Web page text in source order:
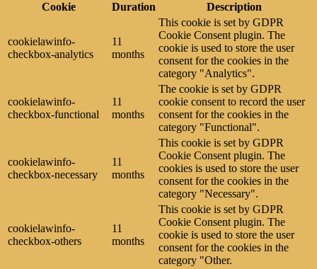
Cookie
Duration Description
cookielawinfo-
checkbox-analytics
11
months
This cookie is set by GDPR
Cookie Consent plugin. The
cookie is used to store the user
consent for the cookies in the
category "Analytics".
cookielawinfo-
checkbox-functional
11
months
The cookie is set by GDPR
cookie consent to record the user
consent for the cookies in the
category "Functional".
cookielawinfo-
checkbox-necessary
11
months
This cookie is set by GDPR
Cookie Consent plugin. The
cookies is used to store the user
consent for the cookies in the
category "Necessary".
cookielawinfo-
checkbox-others
11
months
This cookie is set by GDPR
Cookie Consent plugin. The
cookie is used to store the user
consent for the cookies in the
category "Other.